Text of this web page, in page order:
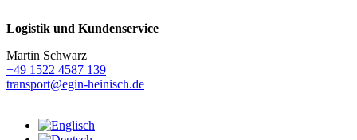
Logistik und Kundenservice
Martin Schwarz
+49 1522 4587 139
transport@egin-heinisch.de